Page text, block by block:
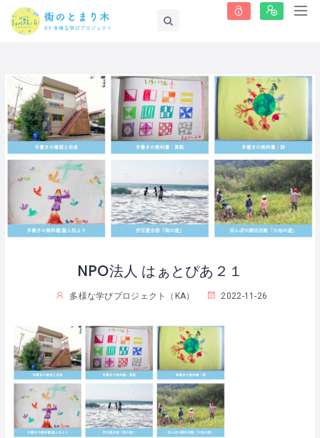
NPO法人 はぁとぴあ２１
多様な学びプロジェクト（KA） 2022-11-26